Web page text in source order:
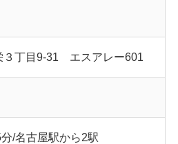
３丁目9-31 エスアレー601
/名古屋駅から2駅